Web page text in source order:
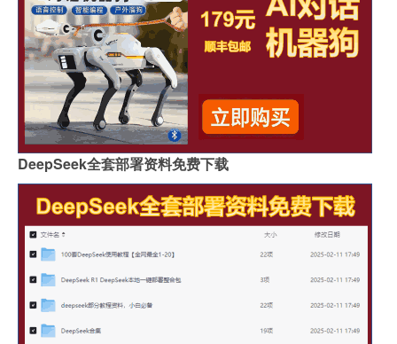
DeepSeek全套部署资料免费下载